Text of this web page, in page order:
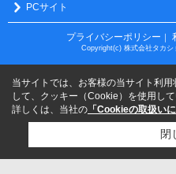
PCサイト
プライバシーポリシー ｜
Copyright(c) 株式会社タカシ
当サイトでは、お客様の当サイト利
して、クッキー（Cookie）を使用して
詳しくは、当社の 「Cookieの取扱い
閉